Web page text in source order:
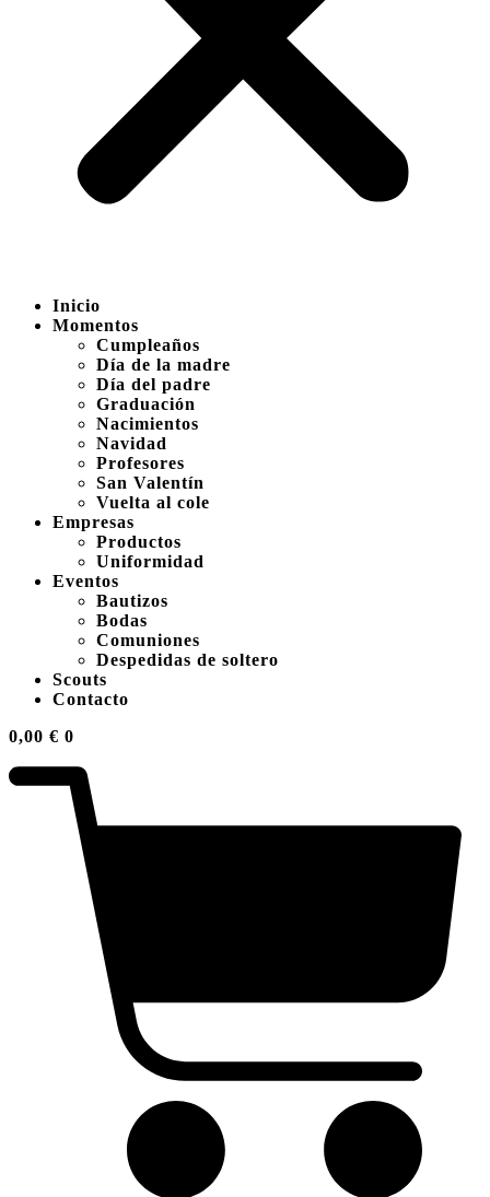
Inicio
Momentos
Cumpleaños
Día de la madre
Día del padre
Graduación
Nacimientos
Navidad
Profesores
San Valentín
Vuelta al cole
Empresas
Productos
Uniformidad
Eventos
Bautizos
Bodas
Comuniones
Despedidas de soltero
Scouts
Contacto
0,00 € 0